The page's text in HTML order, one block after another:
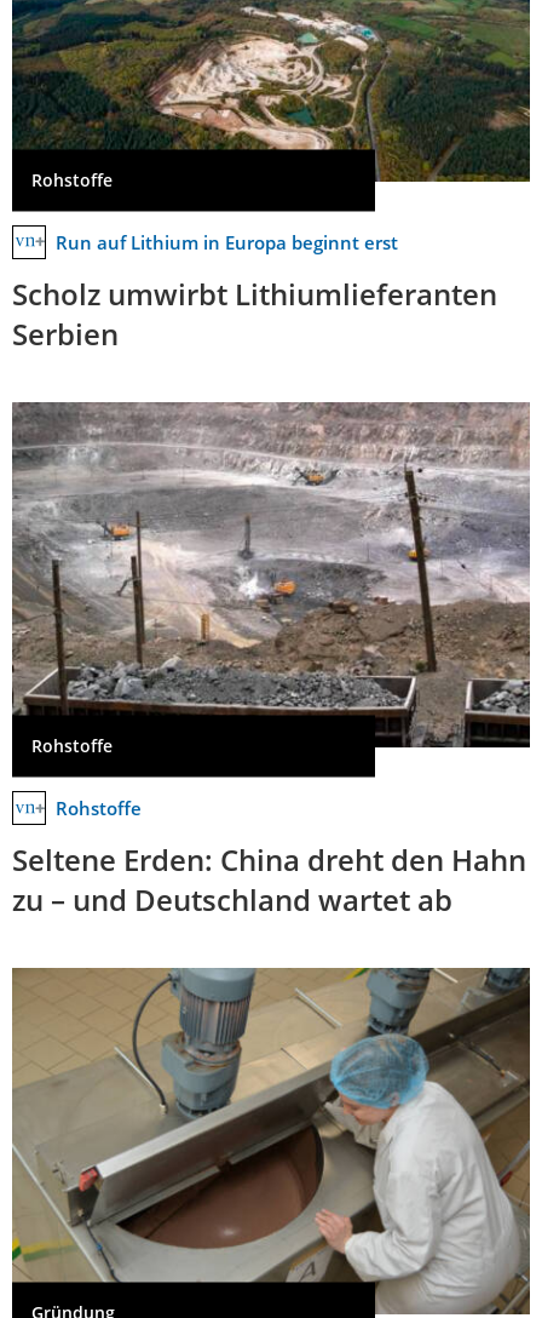
Rohstoffe
Run auf Lithium in Europa beginnt erst
Scholz umwirbt Lithiumlieferanten
Serbien
Rohstoffe
Rohstoffe
Seltene Erden: China dreht den Hahn
zu – und Deutschland wartet ab
Gründung